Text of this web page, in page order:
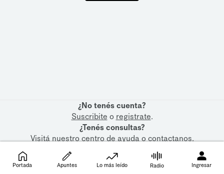
¿No tenés cuenta?
Suscribite o registrate.
¿Tenés consultas?
Visitá nuestrocentro de ayudaocontactanos.
Portada Apuntes Lo más leído Radio Ingresar